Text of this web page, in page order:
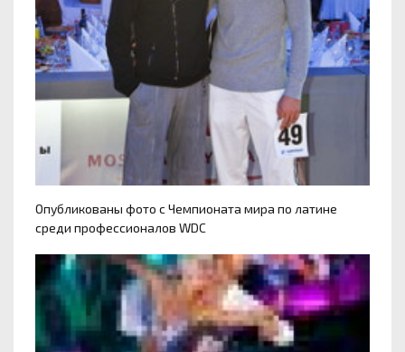
Опубликованы фото с Чемпионата мира по латине
среди профессионалов WDC